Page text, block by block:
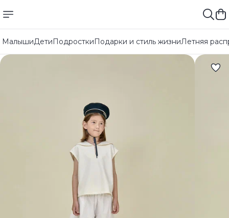
МалышиДетиПодросткиПодарки и стиль жизниЛетняя